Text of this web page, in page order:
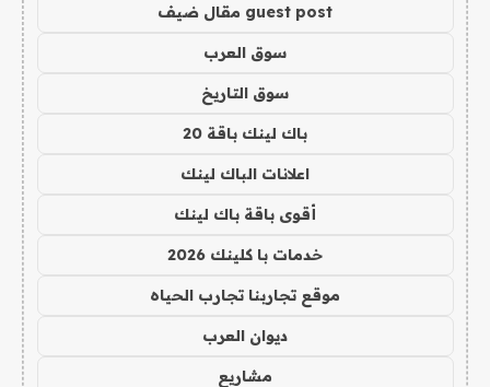
guest post مقال ضيف
سوق العرب
سوق التاريخ
باك لينك باقة 20
اعلانات الباك لينك
أقوى باقة باك لينك
خدمات با كلينك 2026
موقع تجاربنا تجارب الحياه
ديوان العرب
مشاريع